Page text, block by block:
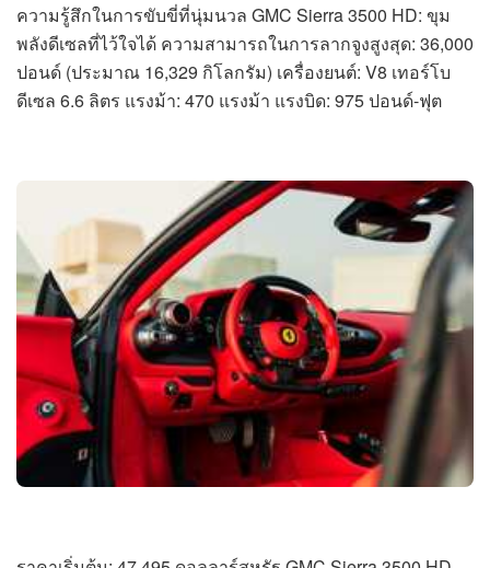
ความรู้สึกในการขับขี่ที่นุ่มนวล GMC Sierra 3500 HD: ขุม
พลังดีเซลที่ไว้ใจได้ ความสามารถในการลากจูงสูงสุด: 36,000
ปอนด์ (ประมาณ 16,329 กิโลกรัม) เครื่องยนต์: V8 เทอร์โบ
ดีเซล 6.6 ลิตร แรงม้า: 470 แรงม้า แรงบิด: 975 ปอนด์-ฟุต